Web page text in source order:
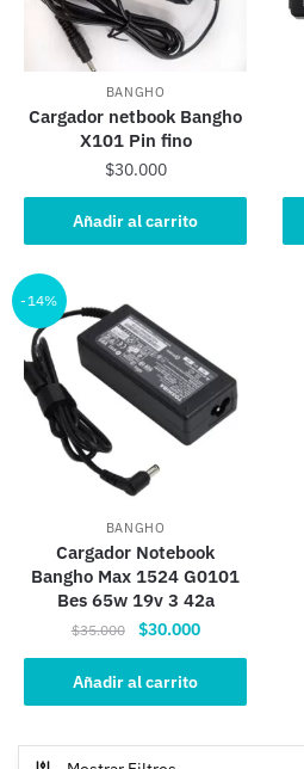
BANGHO
Cargador netbook Bangho
X101 Pin fino
$30.000
Añadir al carrito
-14%
BANGHO
Cargador Notebook
Bangho Max 1524 G0101
Bes 65w 19v 3 42a
$35.000
El
precio
original
era:
$30.000El
precio
es:
Añadir al carrito